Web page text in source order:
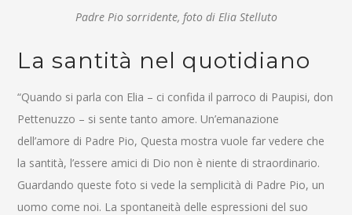
Padre Pio sorridente, foto di Elia Stelluto
La santità nel quotidiano
“Quando si parla con Elia – ci confida il parroco di Paupisi, don
Pettenuzzo – si sente tanto amore. Un’emanazione
dell’amore di Padre Pio, Questa mostra vuole far vedere che
la santità, l’essere amici di Dio non è niente di straordinario.
Guardando queste foto si vede la semplicità di Padre Pio, un
uomo come noi. La spontaneità delle espressioni del suo